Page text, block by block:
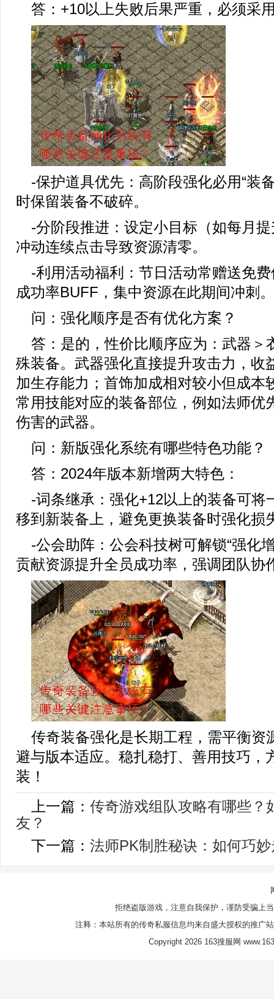
答：+10以上失败后果严重，必须采
-保护道具优先：高阶段强化必用“装
时保留装备不破碎。
-分阶段推进：设定小目标（如每月
冲动连续点击导致资源清零。
-利用活动福利：节日活动常赠送免
成功率BUFF，集中资源在此期间冲刺。
问：强化顺序是否有优化方案？
答：是的，性价比顺序应为：武器＞
殊装备。武器强化直接提升攻击力，收
加生存能力；首饰加成相对较小但成本
常用技能对应的装备部位，例如法师优
伤害的武器。
问：新版强化系统有哪些特色功能？
答：2024年版本新增两大特色：
-词条继承：强化+12以上的装备可将
移到新装备上，避免更换装备时强化损
-公会助阵：公会科技树可解锁“强化
贡献资源提升全员成功率，强调团队协
传奇装备强化是长期工程，需平衡资
避与版本适应。稳扎稳打、善用技巧，
装！
上一篇： 传奇游戏组队攻略有哪些？
友？
下一篇： 法师PK制胜秘诀：如何巧
拒绝盗版游戏，注意自我保护，谨防受骗上
注释：本站所有的传奇私服信息均来自盛大授权的推广
Copyright 2026 163搜服网